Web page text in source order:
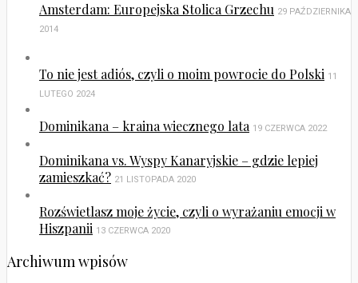
Amsterdam: Europejska Stolica Grzechu 29 PAŹDZIERNIKA
2014
To nie jest adiós, czyli o moim powrocie do Polski 11
LUTEGO 2024
Dominikana – kraina wiecznego lata 19 CZERWCA 2022
Dominikana vs. Wyspy Kanaryjskie – gdzie lepiej
zamieszkać? 21 LISTOPADA 2020
Rozświetlasz moje życie, czyli o wyrażaniu emocji w
Hiszpanii 13 CZERWCA 2020
Archiwum wpisów